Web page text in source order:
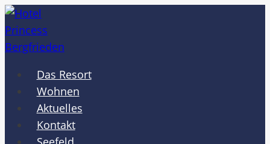
Zum
Inhalt
springen
Das Resort
Wohnen
Aktuelles
Kontakt